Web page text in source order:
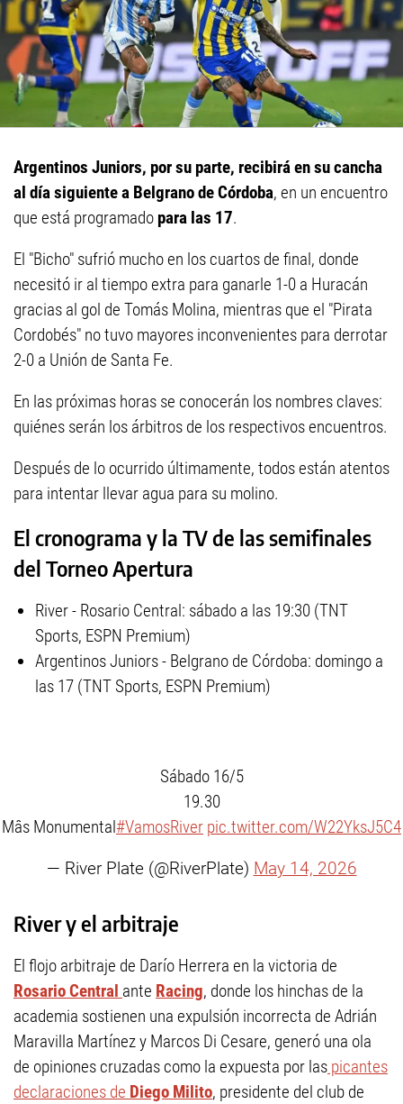
Argentinos Juniors, por su parte, recibirá en su cancha
al día siguiente a Belgrano de Córdoba, en un encuentro
que está programado para las 17.
El "Bicho" sufrió mucho en los cuartos de final, donde
necesitó ir al tiempo extra para ganarle 1-0 a Huracán
gracias al gol de Tomás Molina, mientras que el "Pirata
Cordobés" no tuvo mayores inconvenientes para derrotar
2-0 a Unión de Santa Fe.
En las próximas horas se conocerán los nombres claves:
quiénes serán los árbitros de los respectivos encuentros.
Después de lo ocurrido últimamente, todos están atentos
para intentar llevar agua para su molino.
El cronograma y la TV de las semifinales
del Torneo Apertura
River - Rosario Central: sábado a las 19:30 (TNT
Sports, ESPN Premium)
Argentinos Juniors - Belgrano de Córdoba: domingo a
las 17 (TNT Sports, ESPN Premium)
Sábado 16/5
19.30
Mâs Monumental#VamosRiver pic.twitter.com/W22YksJ5C4
— River Plate (@RiverPlate) May 14, 2026
River y el arbitraje
El flojo arbitraje de Darío Herrera en la victoria de
Rosario Central ante Racing, donde los hinchas de la
academia sostienen una expulsión incorrecta de Adrián
Maravilla Martínez y Marcos Di Cesare, generó una ola
de opiniones cruzadas como la expuesta por las picantes
declaraciones de Diego Milito, presidente del club de